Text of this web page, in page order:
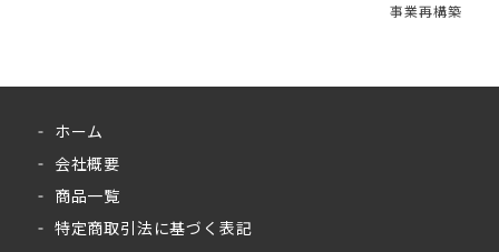
事業再構築
ホーム
会社概要
商品一覧
特定商取引法に基づく表記